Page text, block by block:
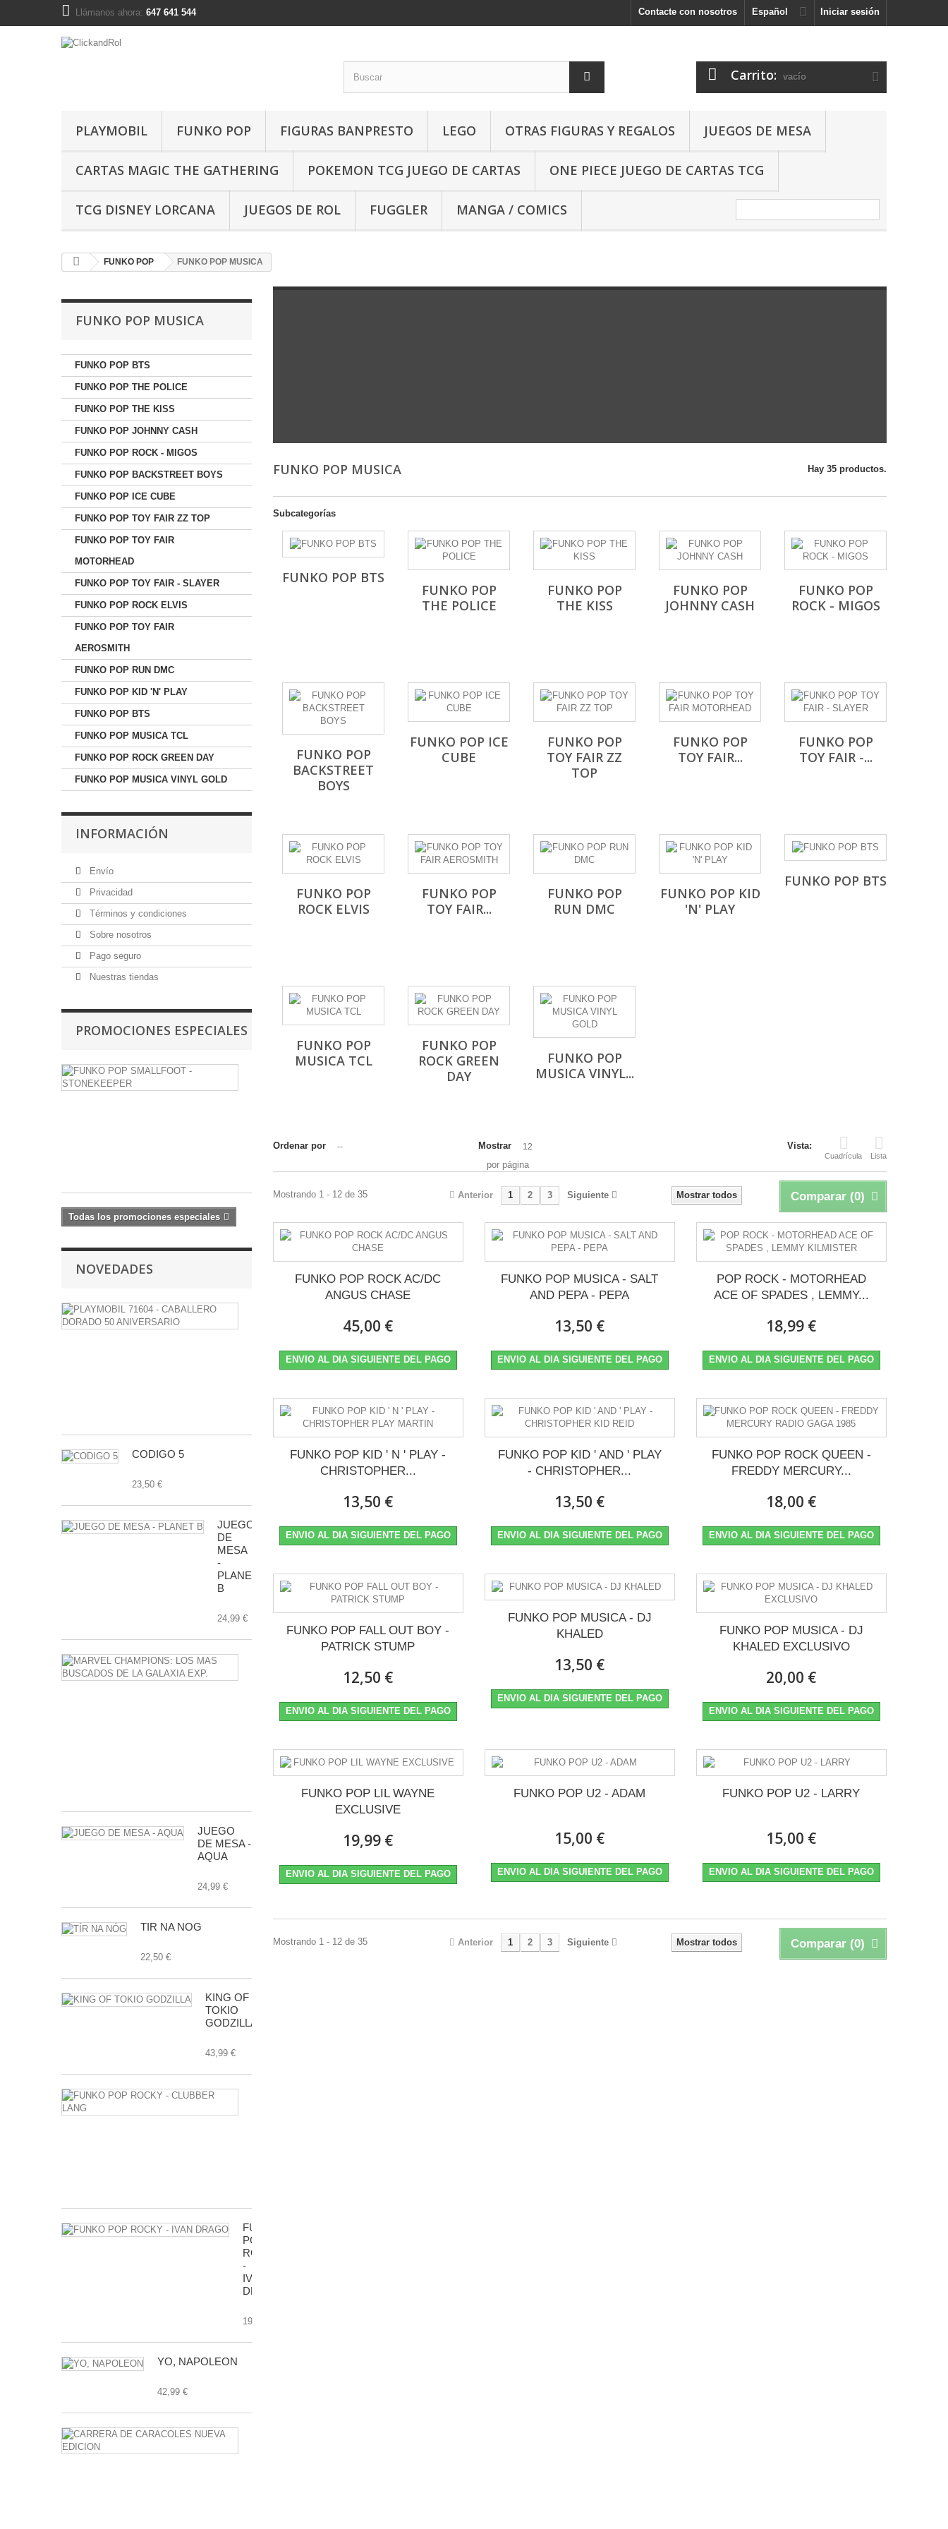
Iniciar sesión
Español
Contacte con nosotros
Llámanos ahora: 647 641 544
Carrito: vacío
PLAYMOBIL FUNKO POP FIGURAS BANPRESTO LEGO OTRAS FIGURAS Y REGALOS JUEGOS DE MESA
CARTAS MAGIC THE GATHERING POKEMON TCG JUEGO DE CARTAS ONE PIECE JUEGO DE CARTAS TCG
TCG DISNEY LORCANA JUEGOS DE ROL FUGGLER MANGA / COMICS
FUNKO POP FUNKO POP MUSICA
FUNKO POP MUSICA
FUNKO POP BTS
FUNKO POP THE POLICE
FUNKO POP THE KISS
FUNKO POP JOHNNY CASH
FUNKO POP ROCK - MIGOS
FUNKO POP BACKSTREET BOYS
FUNKO POP ICE CUBE
FUNKO POP TOY FAIR ZZ TOP
FUNKO POP TOY FAIR
MOTORHEAD
FUNKO POP TOY FAIR - SLAYER
FUNKO POP ROCK ELVIS
FUNKO POP TOY FAIR
AEROSMITH
FUNKO POP RUN DMC
FUNKO POP KID 'N' PLAY
FUNKO POP BTS
FUNKO POP MUSICA TCL
FUNKO POP ROCK GREEN DAY
FUNKO POP MUSICA VINYL GOLD
INFORMACIÓN
Envío
Privacidad
Términos y condiciones
Sobre nosotros
Pago seguro
Nuestras tiendas
PROMOCIONES ESPECIALES
9,99 €
Todas los promociones especiales
NOVEDADES
DORADO
CODIGO 5
23,50 €
JUEGO
DE
MESA
-
PLANET
B
24,99 €
BUSCADOS
GALAXIA
JUEGO
DE MESA -
AQUA
24,99 €
TÍR NA NÓG
22,50 €
KING OF
TOKIO
GODZILLA
43,99 €
FUNKO
POP
ROCKY
-
IVAN
DRAGO
19,99 €
YO, NAPOLEON
42,99 €
FUNKO POP MUSICA Hay 35 productos.
Subcategorías
FUNKO POP BTS
FUNKO POP
THE POLICE
FUNKO POP
THE KISS
FUNKO POP
JOHNNY CASH
FUNKO POP
ROCK - MIGOS
FUNKO POP
BACKSTREET
BOYS
FUNKO POP ICE
CUBE
FUNKO POP
TOY FAIR ZZ
TOP
FUNKO POP
TOY FAIR...
FUNKO POP
TOY FAIR -...
FUNKO POP
ROCK ELVIS
FUNKO POP
TOY FAIR...
FUNKO POP
RUN DMC
FUNKO POP KID
'N' PLAY
FUNKO POP BTS
FUNKO POP
MUSICA TCL
FUNKO POP
ROCK GREEN
DAY
FUNKO POP
MUSICA VINYL...
Vista:
Cuadrícula Lista
Ordenar por -- Mostrar 12
por página
Comparar (0)
Mostrar todos
Anterior 1 2 3 Siguiente
Mostrando 1 - 12 de 35
FUNKO POP ROCK AC/DC
ANGUS CHASE
45,00 €
ENVIO AL DIA SIGUIENTE DEL PAGO
FUNKO POP MUSICA - SALT
AND PEPA - PEPA
13,50 €
ENVIO AL DIA SIGUIENTE DEL PAGO
POP ROCK - MOTORHEAD
ACE OF SPADES , LEMMY...
18,99 €
ENVIO AL DIA SIGUIENTE DEL PAGO
FUNKO POP KID ' N ' PLAY -
CHRISTOPHER...
13,50 €
ENVIO AL DIA SIGUIENTE DEL PAGO
FUNKO POP KID ' AND ' PLAY
- CHRISTOPHER...
13,50 €
ENVIO AL DIA SIGUIENTE DEL PAGO
FUNKO POP ROCK QUEEN -
FREDDY MERCURY...
18,00 €
ENVIO AL DIA SIGUIENTE DEL PAGO
FUNKO POP FALL OUT BOY -
PATRICK STUMP
12,50 €
ENVIO AL DIA SIGUIENTE DEL PAGO
FUNKO POP MUSICA - DJ
KHALED
13,50 €
ENVIO AL DIA SIGUIENTE DEL PAGO
FUNKO POP MUSICA - DJ
KHALED EXCLUSIVO
20,00 €
ENVIO AL DIA SIGUIENTE DEL PAGO
FUNKO POP LIL WAYNE
EXCLUSIVE
19,99 €
ENVIO AL DIA SIGUIENTE DEL PAGO
FUNKO POP U2 - ADAM
15,00 €
ENVIO AL DIA SIGUIENTE DEL PAGO
FUNKO POP U2 - LARRY
15,00 €
ENVIO AL DIA SIGUIENTE DEL PAGO
Comparar (0)
Mostrar todos
Anterior 1 2 3 Siguiente
Mostrando 1 - 12 de 35